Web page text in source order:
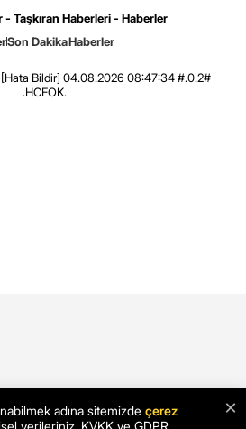
- Taşkıran Haberleri - Haberler
Son DakikaHaberler
[Hata Bildir] 04.08.2026 08:47:34 #.0.2#
.HCFOK.
×
adına sitemizde çerez
verileriniz, KVKK ve GDPR